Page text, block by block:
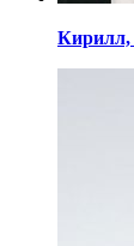
Кирилл,